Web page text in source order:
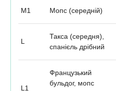
М1 Мопс (середній)
L
Такса (середня),
спанієль дрібний
L1
Французький
бульдог, мопс